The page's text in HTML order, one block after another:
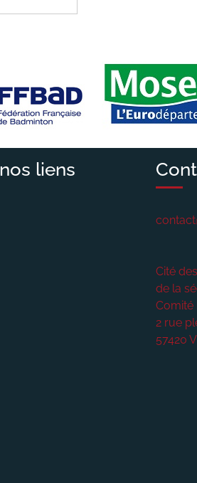
liens
Cité
de la
Comité
2 rue
57420